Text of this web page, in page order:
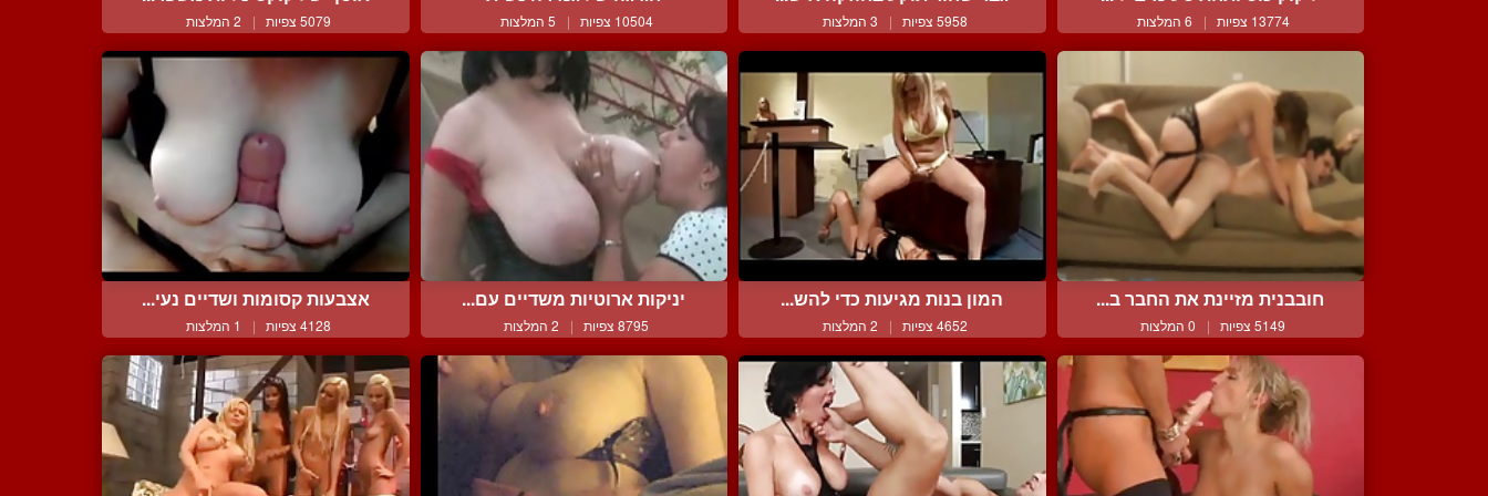
13774 צפיות | 6 המלצות 5958 צפיות | 3 המלצות 10504 צפיות | 5 המלצות 5079 צפיות | 2 המלצות
חובבנית מזיינת את החבר ב...
5149 צפיות | 0 המלצות
המון בנות מגיעות כדי להש...
4652 צפיות | 2 המלצות
יניקות ארוטיות משדיים עם...
8795 צפיות | 2 המלצות
אצבעות קסומות ושדיים נעי...
4128 צפיות | 1 המלצות